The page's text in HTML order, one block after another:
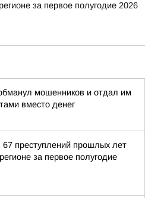
за первое полугодие 2026
мошенников и отдал им
вместо денег
преступлений прошлых лет
за первое полугодие